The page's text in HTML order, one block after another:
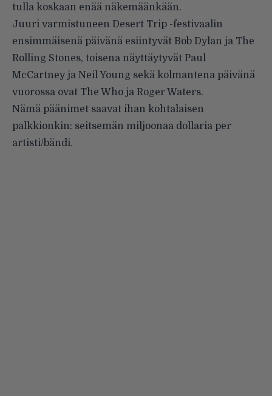
tulla koskaan enää näkemäänkään.
Juuri varmistuneen Desert Trip -festivaalin
ensimmäisenä päivänä esiintyvät Bob Dylan ja The
Rolling Stones, toisena näyttäytyvät Paul
McCartney ja Neil Young sekä kolmantena päivänä
vuorossa ovat The Who ja Roger Waters.
Nämä päänimet saavat ihan kohtalaisen
palkkionkin: seitsemän miljoonaa dollaria per
artisti/bändi.